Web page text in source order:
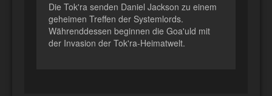
Die Tok'ra senden Daniel Jackson zu einem
geheimen Treffen der Systemlords.
Währenddessen beginnen die Goa'uld mit
der Invasion der Tok'ra-Heimatwelt.